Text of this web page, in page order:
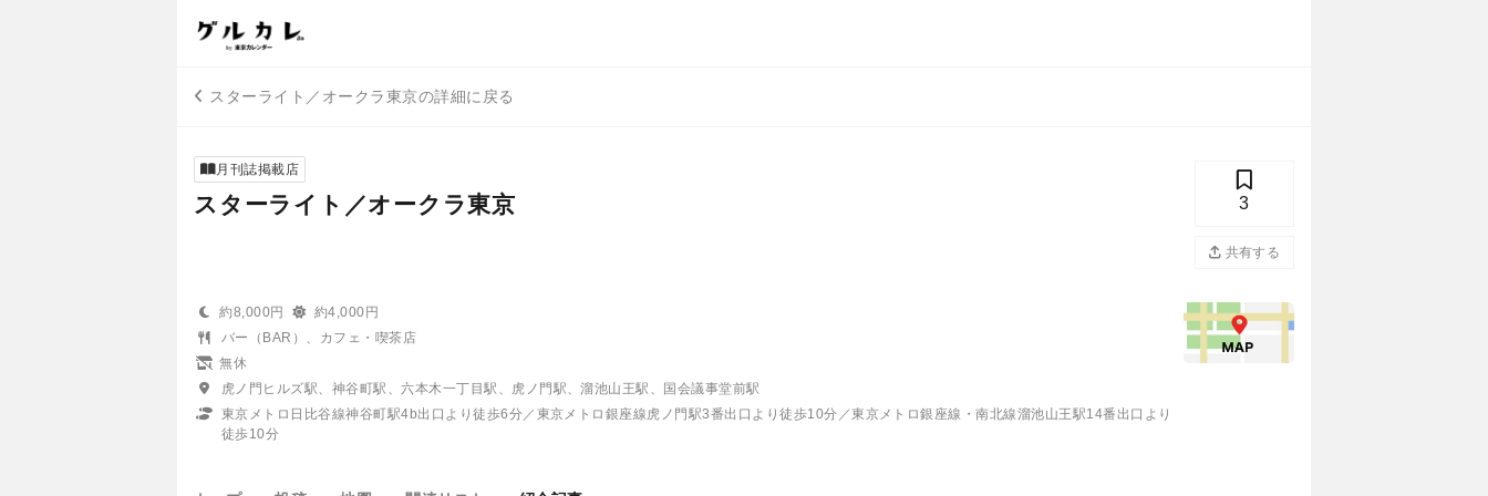
スターライト／オークラ東京の詳細に戻る
月刊誌掲載店
スターライト／オークラ東京 3
共有する
約8,000円
約4,000円
バー（BAR）、カフェ・喫茶店
無休
虎ノ門ヒルズ駅、神谷町駅、六本木一丁目駅、虎ノ門駅、溜池山王駅、国会議事堂前駅
東京メトロ日比谷線神谷町駅4b出口より徒歩6分／東京メトロ銀座線虎ノ門駅3番出口より徒歩10分／東京メトロ銀座線・南北線溜池山王駅14番出口より
徒歩10分